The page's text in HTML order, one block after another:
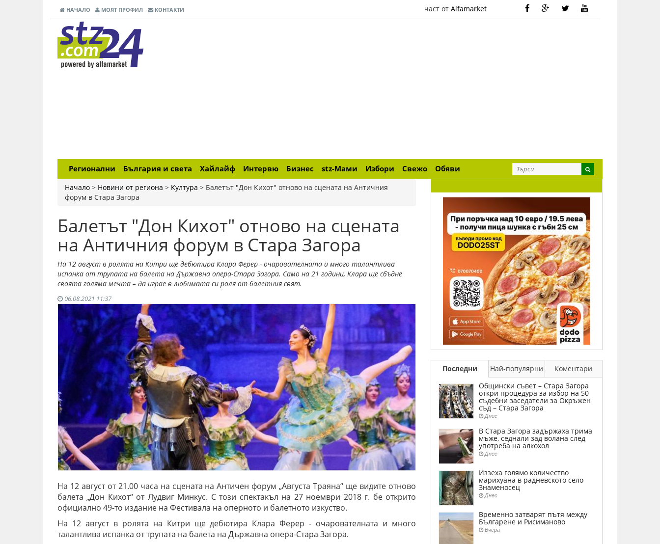
НАЧАЛО МОЯТ ПРОФИЛ КОНТАКТИ част от Alfamarket
Регионални България и света Хайлайф Интервю Бизнес stz-Мами Избори Свежо Обяви
Начало > Новини от региона > Култура > Балетът "Дон Кихот" отново на сцената на Античния
форум в Стара Загора
Балетът "Дон Кихот" отново на сцената
на Античния форум в Стара Загора
На 12 август в ролята на Китри ще дебютира Клара Ферер - очарователната и много талантлива
испанка от трупата на балета на Държавна опера-Стара Загора. Само на 21 години, Клара ще сбъдне
своята голяма мечта – да играе в любимата си роля от балетния свят.
06.08.2021 11:37
На 12 август от 21.00 часа на сцената на Античен форум „Августа Траяна“ ще видите отново
балета „Дон Кихот“ от Лудвиг Минкус. С този спектакъл на 27 ноември 2018 г. бе открито
официално 49-то издание на Фестивала на оперното и балетното изкуство.
На 12 август в ролята на Китри ще дебютира Клара Ферер - очарователната и много
талантлива испанка от трупата на балета на Държавна опера-Стара Загора.
Последни Най-популярни
Коментари
Общински съвет – Стара Загора
откри процедура за избор на 50
съдебни заседатели за Окръжен
съд – Стара Загора
Днес
В Стара Загора задържаха трима
мъже, седнали зад волана след
употреба на алкохол
Днес
Иззеха голямо количество
марихуана в радневското село
Знаменосец
Днес
Временно затварят пътя между
Българене и Рисиманово
Вчера